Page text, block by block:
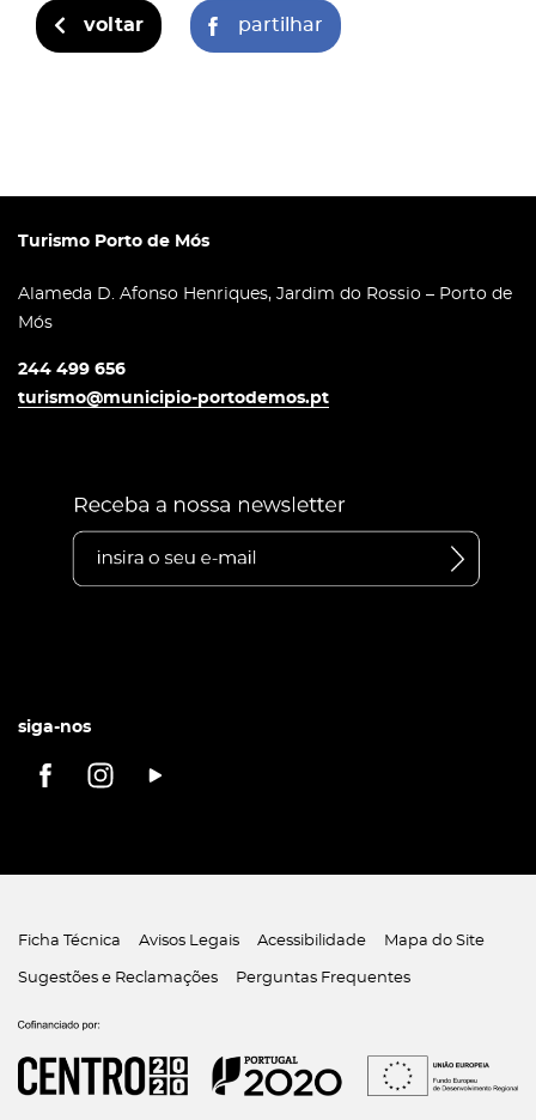
voltar partilhar
Turismo Porto de Mós
Alameda D. Afonso Henriques, Jardim do Rossio – Porto de
Mós
244 499 656
turismo@municipio-portodemos.pt
siga-nos
Ficha Técnica Avisos Legais Acessibilidade Mapa do Site
Sugestões e Reclamações Perguntas Frequentes